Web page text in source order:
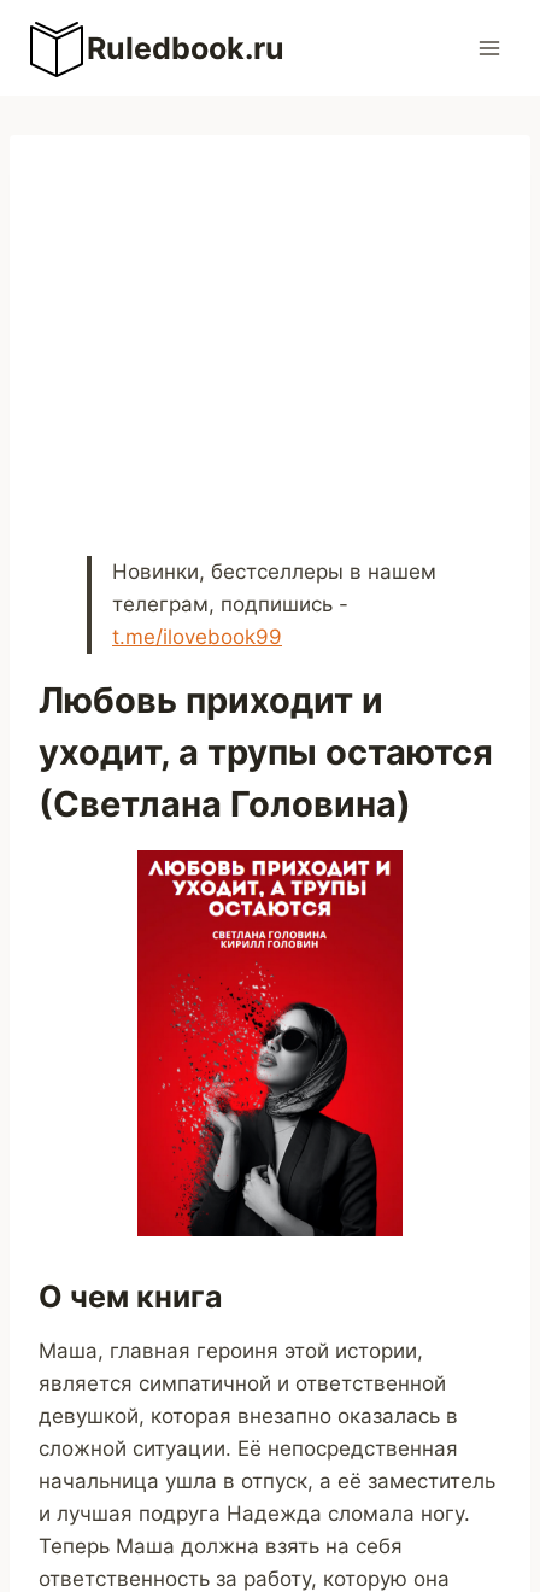
Перейти
содержимому
Ruledbook.ru
Новинки, бестселлеры в нашем
телеграм, подпишись -
t.me/ilovebook99
Любовь приходит и
уходит, а трупы остаются
(Светлана Головина)
О чем книга
Маша, главная героиня этой истории,
является симпатичной и ответственной
девушкой, которая внезапно оказалась в
сложной ситуации. Её непосредственная
начальница ушла в отпуск, а её заместитель
и лучшая подруга Надежда сломала ногу.
Теперь Маша должна взять на себя
ответственность за работу, которую она